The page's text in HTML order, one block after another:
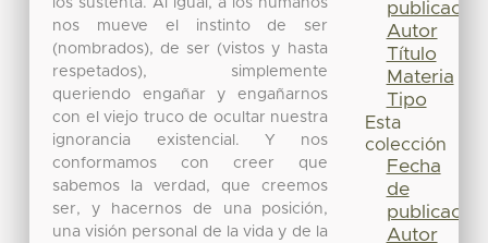
los sustenta. Al igual, a los humanos
nos mueve el instinto de ser
(nombrados), de ser (vistos y hasta
respetados), simplemente
queriendo engañar y engañarnos
con el viejo truco de ocultar nuestra
ignorancia existencial. Y nos
conformamos con creer que
sabemos la verdad, que creemos
ser, y hacernos de una posición,
una visión personal de la vida y de la
publicación
Autor
Título
Materia
Tipo
Esta
colección
Fecha
de
publicación
Autor